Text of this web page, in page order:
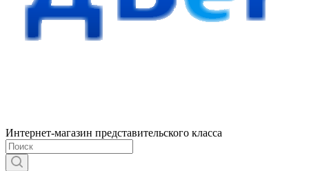
Интернет-магазин представительского класса